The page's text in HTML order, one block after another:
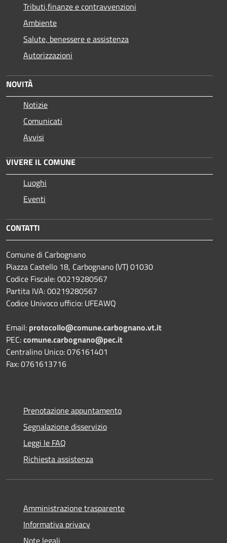
Tributi,finanze e contravvenzioni
Ambiente
Salute, benessere e assistenza
Autorizzazioni
NOVITÀ
Notizie
Comunicati
Avvisi
VIVERE IL COMUNE
Luoghi
Eventi
CONTATTI
Comune di Carbognano
Piazza Castello 18, Carbognano (VT) 01030
Codice Fiscale: 00219280567
Partita IVA: 00219280567
Codice Univoco ufficio: UFEAWQ
Email: protocollo@comune.carbognano.vt.it
PEC:comune.carbognano@pec.it
Centralino Unico: 076161401
Fax: 0761613716
Prenotazione appuntamento
Segnalazione disservizio
Leggi le FAQ
Richiesta assistenza
Amministrazione trasparente
Informativa privacy